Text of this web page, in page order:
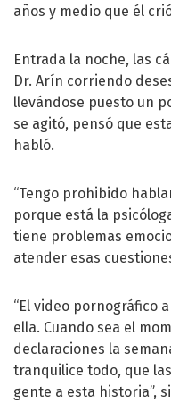
años y medio que él
Entrada la noche, las
Dr. Arín corriendo
llevándose puesto un
se agitó, pensó que
habló.
“Tengo prohibido
porque está la
tiene problemas
atender esas
“El video pornográfico
ella. Cuando sea el
declaraciones la
tranquilice todo, que
gente a esta historia”,